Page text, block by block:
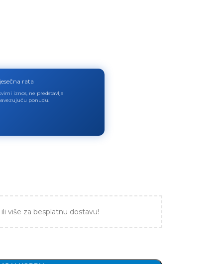
rata
iznos, ne predstavlja
ponudu.
ili više za besplatnu dostavu!